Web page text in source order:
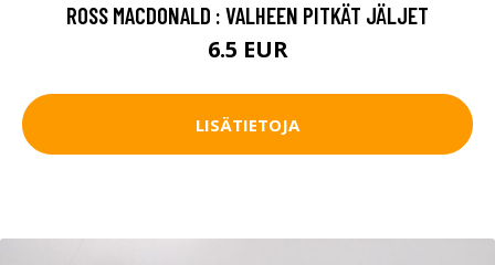
ROSS MACDONALD : VALHEEN PITKÄT JÄLJET
6.5 EUR
LISÄTIETOJA